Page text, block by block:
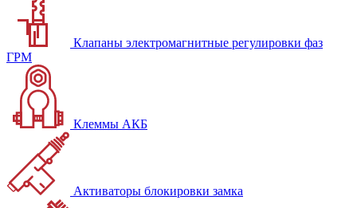
Клапаны электромагнитные регулировки фаз
ГРМ
Клеммы АКБ
Активаторы блокировки замка